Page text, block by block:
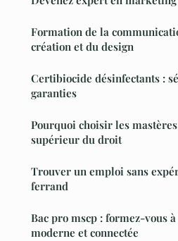
Formation de la
création et du design
Certibiocide désinfectants :
garanties
Pourquoi choisir les
supérieur du droit
Trouver un emploi sans
ferrand
Bac pro mscp : formez-vous
moderne et connectée